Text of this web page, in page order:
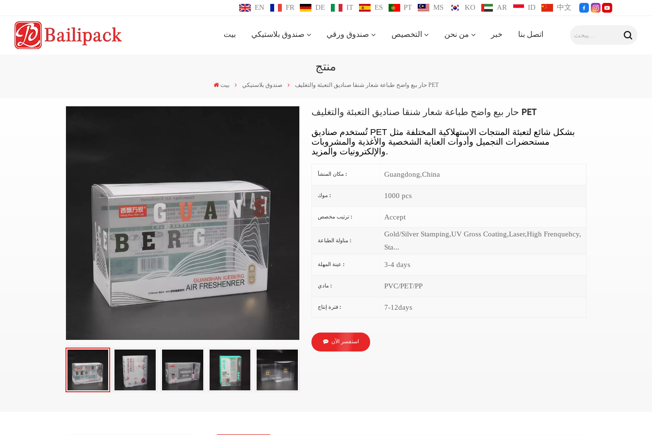
EN FR DE IT ES PT MS KO AR ID 中文
بيت صندوق بلاستيكي صندوق ورقي التخصيص من نحن خبر اتصل بنا
منتج
بيت صندوق بلاستيكي حار بيع واضح طباعة شعار شنقا صناديق التعبئة والتغليف PET
حار بيع واضح طباعة شعار شنقا صناديق التعبئة والتغليف PET
تُستخدم صناديق PET بشكل شائع لتعبئة المنتجات الاستهلاكية المختلفة مثل
مستحضرات التجميل وأدوات العناية الشخصية والأغذية والمشروبات
والإلكترونيات والمزيد.
مكان المنشأ : Guangdong,China
موك : 1000 pcs
ترتيب مخصص : Accept
مناولة الطباعة :
Gold/Silver Stamping,UV Gross Coating,Laser,High Frenquehcy,
Sta...
عينة المهلة : 3-4 days
مادي : PVC/PET/PP
فترة إنتاج : 7-12days
استفسر الآن